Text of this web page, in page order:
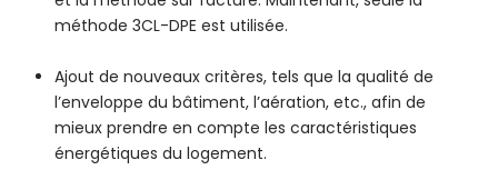
méthode 3CL-DPE est utilisée.
Ajout de nouveaux critères, tels que la qualité de
l’enveloppe du bâtiment, l’aération, etc., afin de
mieux prendre en compte les caractéristiques
énergétiques du logement.